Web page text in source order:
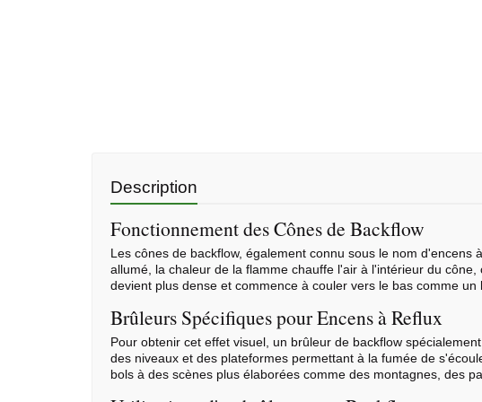
Description
Fonctionnement des Cônes de Backflow
Les cônes de backflow, également connu sous le nom
allumé, la chaleur de la flamme chauffe l'air à l'intérieur du
devient plus dense et commence à couler vers le bas comme
Brûleurs Spécifiques pour Encens à Reflux
Pour obtenir cet effet visuel, un brûleur de backflow
des niveaux et des plateformes permettant à la fumée de
bols à des scènes plus élaborées comme des montagnes, des